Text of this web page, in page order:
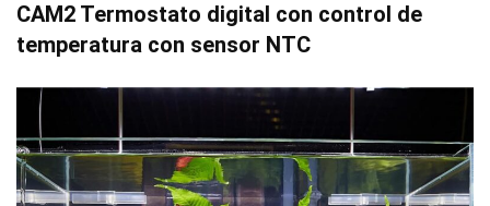
CAM2 Termostato digital con control de
temperatura con sensor NTC